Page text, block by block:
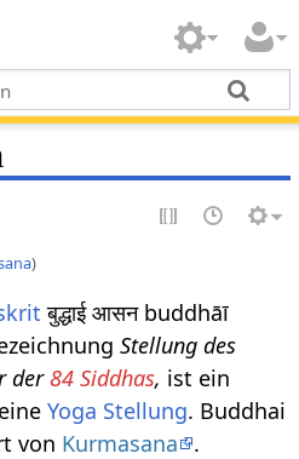
)
बुद्धाई आसन buddhāī
Stellung des
der84 Siddhas, ist ein
Yoga Stellung. Buddhai
von Kurmasana
.